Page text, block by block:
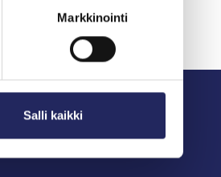
Markkinointi
Salli kaikki